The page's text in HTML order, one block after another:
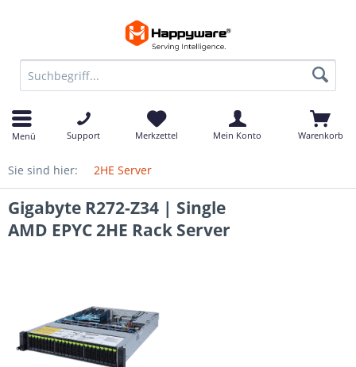
Menü Support Merkzettel Mein Konto Warenkorb
Sie sind hier: 2HE Server
Gigabyte R272-Z34 | Single
AMD EPYC 2HE Rack Server